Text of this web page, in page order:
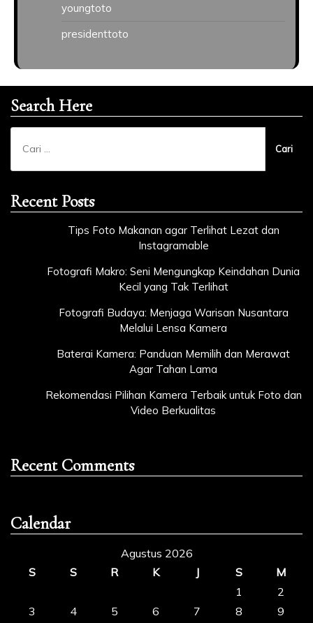
youngtoto
presidenttoto
Search Here
untuk:
Recent Posts
Tips Foto Makanan agar Terlihat Lezat dan
Instagramable
Fotografi Makro: Seni Mengungkap Keindahan Dunia
Kecil yang Tak Terlihat
Fotografi Budaya: Menjaga Warisan Nusantara
Melalui Lensa Kamera
Baterai Kamera: Panduan Memilih dan Merawat
Agar Tahan Lama
Rekomendasi Pilihan Kamera Terbaik untuk Foto dan
Video Berkualitas
Recent Comments
Calendar
Agustus 2026
S
S R K J S
M
1
2
3
4 5 6 7 8 9